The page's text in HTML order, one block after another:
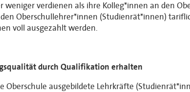
verdienen als ihre Kolleg*innen an den
Oberschullehrer*innen (Studienrät*innen)
voll ausgezahlt werden.
durch Qualifikation erhalten
Oberschule ausgebildete Lehrkräfte